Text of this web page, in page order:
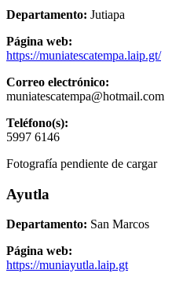
Departamento: Jutiapa
Página web:
https://muniatescatempa.laip.gt/
Correo electrónico:
muniatescatempa@hotmail.com
Teléfono(s):
5997 6146
Fotografía pendiente de cargar
Ayutla
Departamento: San Marcos
Página web:
https://muniayutla.laip.gt